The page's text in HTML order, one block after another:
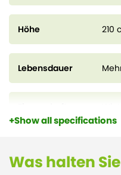
Höhe 210
Lebensdauer
Show all specifications
Was halten